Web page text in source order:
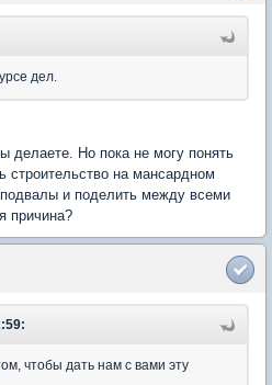
дел.
делаете. Но пока не могу понять
строительство на мансардном
и поделить между всеми
причина?
чтобы дать нам с вами эту